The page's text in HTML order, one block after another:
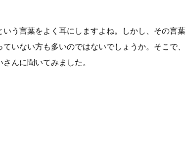
う言葉をよく耳にしますよね。しかし、その言葉
いない方も多いのではないでしょうか。そこで、
んに聞いてみました。